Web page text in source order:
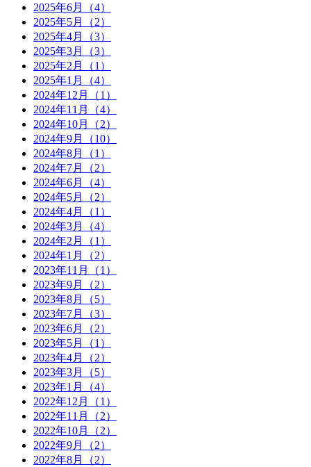
2025年6月（4）
2025年5月（2）
2025年4月（3）
2025年3月（3）
2025年2月（1）
2025年1月（4）
2024年12月（1）
2024年11月（4）
2024年10月（2）
2024年9月（10）
2024年8月（1）
2024年7月（2）
2024年6月（4）
2024年5月（2）
2024年4月（1）
2024年3月（4）
2024年2月（1）
2024年1月（2）
2023年11月（1）
2023年9月（2）
2023年8月（5）
2023年7月（3）
2023年6月（2）
2023年5月（1）
2023年4月（2）
2023年3月（5）
2023年1月（4）
2022年12月（1）
2022年11月（2）
2022年10月（2）
2022年9月（2）
2022年8月（2）